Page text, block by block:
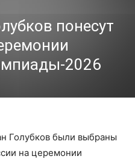
понесут
2026
Голубков были выбраны
на церемонии